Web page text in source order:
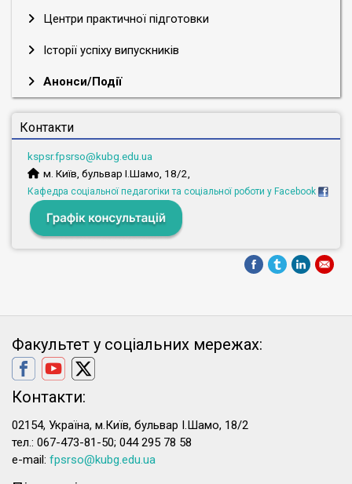
Центри практичної підготовки
Історії успіху випускників
Анонси/Події
Контакти
kspsr.fpsrso@kubg.edu.ua
м. Київ, бульвар І.Шамо, 18/2,
Кафедра соціальної педагогіки та соціальної роботи у Facebook
Факультет у соціальних мережах:
Контакти:
02154, Україна, м.Київ, бульвар І.Шамо, 18/2
тел.: 067-473-81-50; 044 295 78 58
e-mail: fpsrso@kubg.edu.ua